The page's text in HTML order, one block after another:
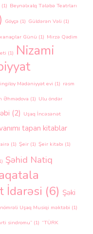
(1) Beynəlxalq Tələbə Teatrları
Göyçə (1) Güldərən Vəli (1)
Günü (1) Mirzə Qədim
(1) Nizami
Mədəniyyət evi (1) rəsm
Əhmədova (1) Ulu öndər
(2) Uşaq İncəsənət
tapan kitablar
(1) Şeir (1) Şeir kitabı (1)
Şəhid Natiq
İdarəsi (6) Şəki
Uşaq Musiqi məktəbi (1)
sindromu” (1) “TÜRK